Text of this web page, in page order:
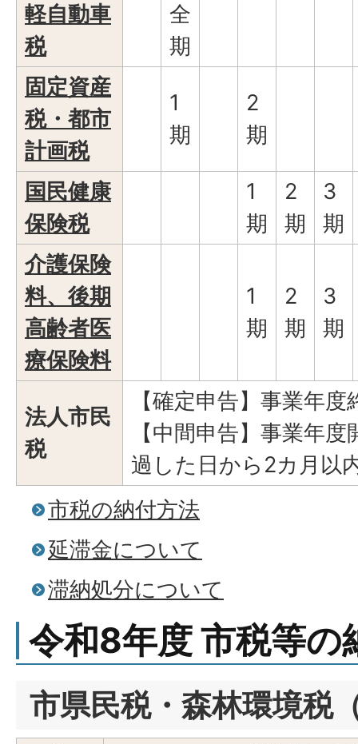
軽自動車
税
全
期
固定資産
税・都市
計画税
1
期
2
期
国民健康
保険税
1
期
2
期
3
期
介護保険
料、後期
高齢者医
療保険料
1
期
2
期
3
期
法人市民
税
【確定申告】事業年
【中間申告】事業年
過した日から2カ月以
市税の納付方法
延滞金について
滞納処分について
令和8年度 市税等の
市県民税・森林環境税